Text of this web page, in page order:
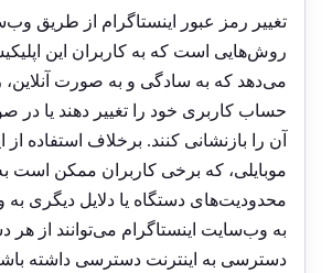
تغییر رمز عبور اینستاگرام از طریق
روش‌هایی است که به کاربران این
می‌دهد که به سادگی و به صورت آنلاین،
حساب کاربری خود را تغییر دهند یا
آن را بازنشانی کنند. برخلاف استفاده از
موبایلی، که برخی کاربران ممکن است
محدودیت‌های دستگاه یا دلایل دیگری به
به وب‌سایت اینستاگرام می‌توانند از هر
دسترسی به اینترنت دسترسی داشته